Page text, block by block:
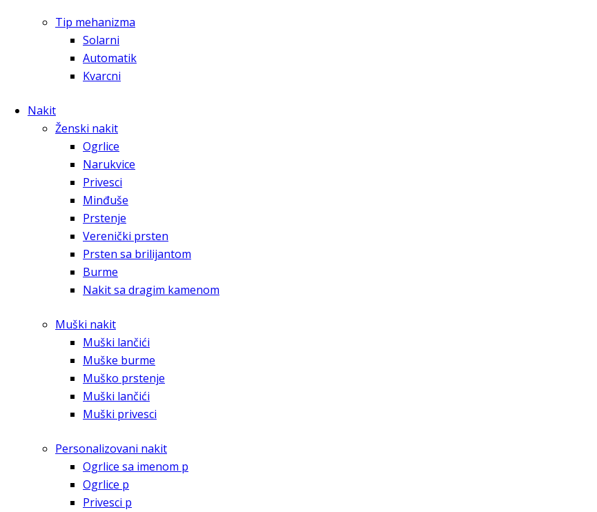
Tip mehanizma
Solarni
Automatik
Kvarcni
Nakit
Ženski nakit
Ogrlice
Narukvice
Privesci
Minđuše
Prstenje
Verenički prsten
Prsten sa brilijantom
Burme
Nakit sa dragim kamenom
Muški nakit
Muški lančići
Muške burme
Muško prstenje
Muški lančići
Muški privesci
Personalizovani nakit
Ogrlice sa imenom p
Ogrlice p
Privesci p